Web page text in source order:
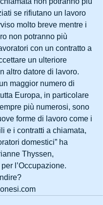
se rifiutano un lavoro
molto breve mentre i
non potranno più
con un contratto a
un ulteriore
altro datore di lavoro.
maggior numero di
Europa, in particolare
più numerosi, sono
forme di lavoro come i
e i contratti a chiamata,
domestici” ha
Thyssen,
l’Occupazione.